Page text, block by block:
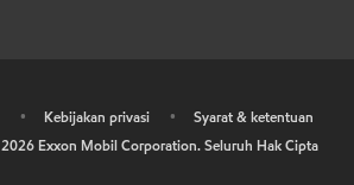
• Kebijakan privasi •
Syarat & ketentuan
2026 Exxon Mobil Corporation. Seluruh Hak Cipta